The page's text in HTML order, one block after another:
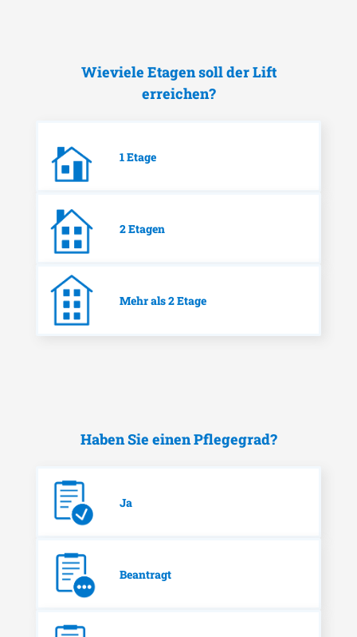
Wieviele Etagen soll der Lift
erreichen?
1 Etage
2 Etagen
Mehr als 2 Etage
Haben Sie einen Pflegegrad?
Ja
Beantragt